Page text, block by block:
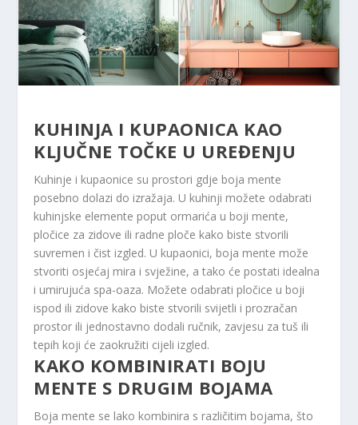
KUHINJA I KUPAONICA KAO
KLJUČNE TOČKE U UREĐENJU
Kuhinje i kupaonice su prostori gdje boja mente
posebno dolazi do izražaja. U kuhinji možete odabrati
kuhinjske elemente poput ormarića u boji mente,
pločice za zidove ili radne ploče kako biste stvorili
suvremen i čist izgled. U kupaonici, boja mente može
stvoriti osjećaj mira i svježine, a tako će postati idealna
i umirujuća spa-oaza. Možete odabrati pločice u boji
ispod ili zidove kako biste stvorili svijetli i prozračan
prostor ili jednostavno dodali ručnik, zavjesu za tuš ili
tepih koji će zaokružiti cijeli izgled.
KAKO KOMBINIRATI BOJU
MENTE S DRUGIM BOJAMA
Boja mente se lako kombinira s različitim bojama, što